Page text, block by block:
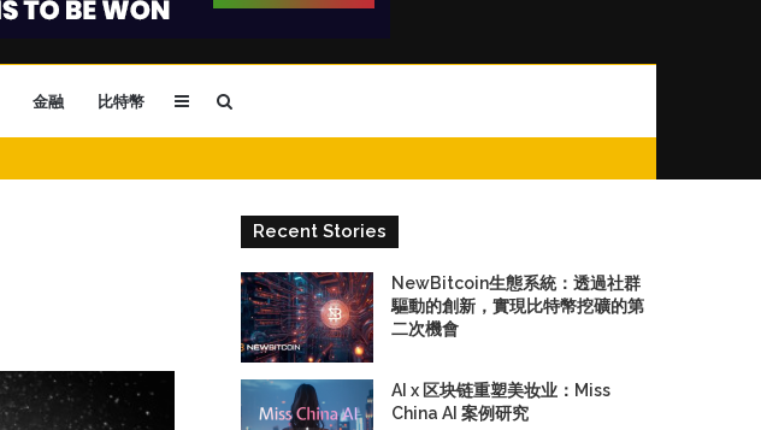
金融 比特幣 Sidebar
Recent Stories
NewBitcoin生態系統：透過社群
驅動的創新，實現比特幣挖礦的第
二次機會
AI x 区块链重塑美妆业：Miss
China AI 案例研究